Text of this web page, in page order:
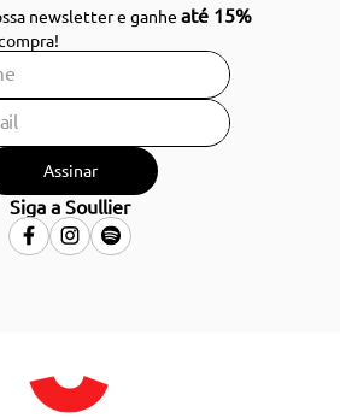
newsletter e ganheaté 15%
Assinar
Siga a Soullier